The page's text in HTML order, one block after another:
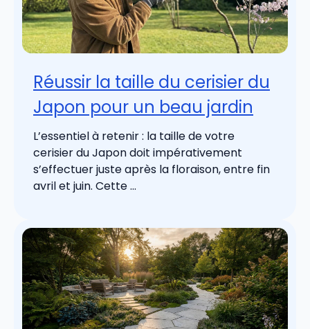
Réussir la taille du cerisier du
Japon pour un beau jardin
L’essentiel à retenir : la taille de votre
cerisier du Japon doit impérativement
s’effectuer juste après la floraison, entre fin
avril et juin. Cette ...